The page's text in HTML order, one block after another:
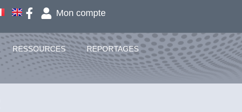
Mon compte
RESSOURCES REPORTAGES